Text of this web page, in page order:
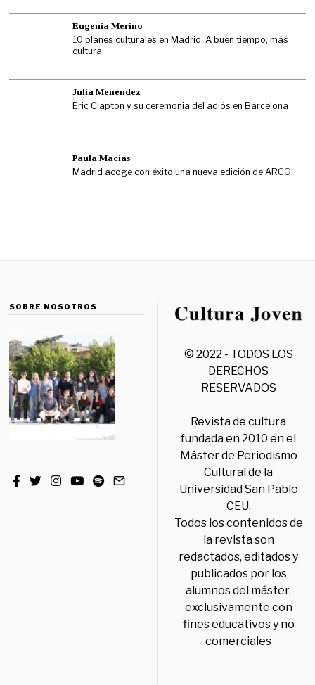
Eugenia Merino
10 planes culturales en Madrid: A buen tiempo, más
cultura
Julia Menéndez
Eric Clapton y su ceremonia del adiós en Barcelona
Paula Macías
Madrid acoge con éxito una nueva edición de ARCO
SOBRE NOSOTROS
© 2022 - TODOS LOS
DERECHOS
RESERVADOS
Revista de cultura
fundada en 2010 en el
Máster de Periodismo
Cultural de la
Universidad San Pablo
CEU.
Todos los contenidos de
la revista son
redactados, editados y
publicados por los
alumnos del máster,
exclusivamente con
fines educativos y no
comerciales